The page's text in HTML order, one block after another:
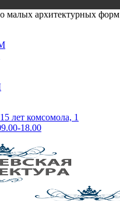
малых архитектурных форм
лет комсомола, 1
18.00